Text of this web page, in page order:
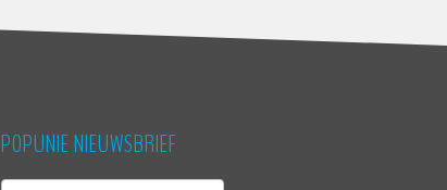
POPUNIE NIEUWSBRIEF